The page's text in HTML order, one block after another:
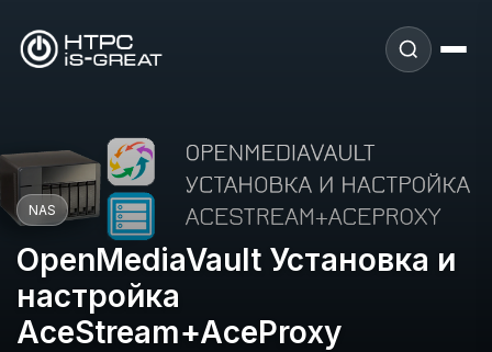
NAS
OpenMediaVault Установка и
настройка
AceStream+AceProxy